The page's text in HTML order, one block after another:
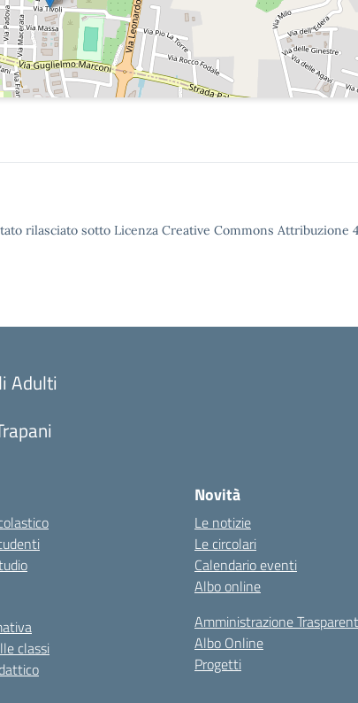
rilasciato sotto Licenza Creative Commons Attribuzione
Adulti
classi
Novità
Le notizie
Le circolari
Calendario eventi
Albo online
Amministrazione
Albo Online
Progetti